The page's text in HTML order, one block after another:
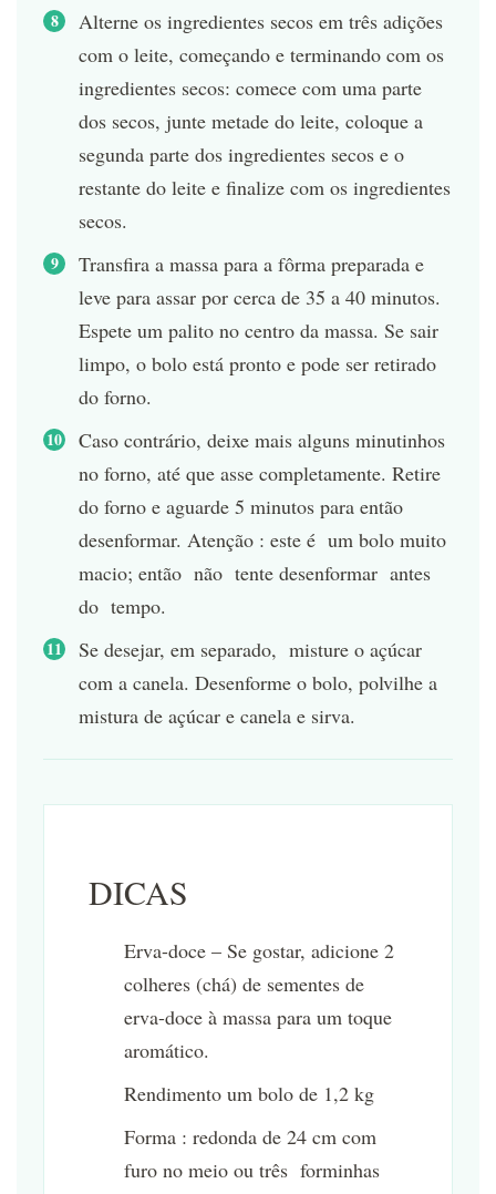
Alterne os ingredientes secos em três adições
com o leite, começando e terminando com os
ingredientes secos: comece com uma parte
dos secos, junte metade do leite, coloque a
segunda parte dos ingredientes secos e o
restante do leite e finalize com os ingredientes
secos.
Transfira a massa para a fôrma preparada e
leve para assar por cerca de 35 a 40 minutos.
Espete um palito no centro da massa. Se sair
limpo, o bolo está pronto e pode ser retirado
do forno.
Caso contrário, deixe mais alguns minutinhos
no forno, até que asse completamente. Retire
do forno e aguarde 5 minutos para então
desenformar. Atenção : este é um bolo muito
macio; então não tente desenformar antes
do tempo.
Se desejar, em separado, misture o açúcar
com a canela. Desenforme o bolo, polvilhe a
mistura de açúcar e canela e sirva.
DICAS
Erva-doce – Se gostar, adicione 2
colheres (chá) de sementes de
erva-doce à massa para um toque
aromático.
Rendimento um bolo de 1,2 kg
Forma : redonda de 24 cm com
furo no meio ou três forminhas